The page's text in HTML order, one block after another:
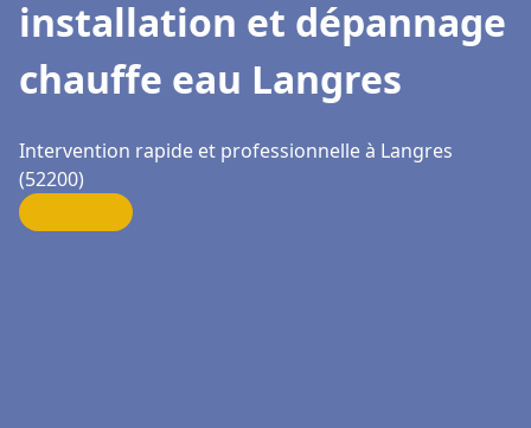
installation et dépannage
chauffe eau Langres
Intervention rapide et professionnelle à Langres
(52200)